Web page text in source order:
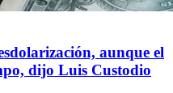
aunque el
dijo Luis Custodio